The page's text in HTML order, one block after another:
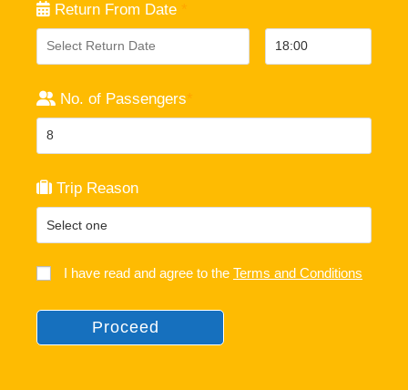
Return From Date
No. of Passengers
Trip Reason
I have read and agree to the Terms and Conditions
Proceed